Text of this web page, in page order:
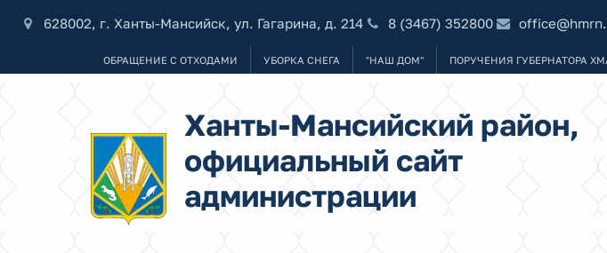
628002, г. Ханты-Мансийск, ул. Гагарина, д. 214 8 (3467) 352800
ОБРАЩЕНИЕ С ОТХОДАМИ УБОРКА СНЕГА "НАШ ДОМ" ПОРУЧЕНИЯ ГУБЕРНАТОРА
Ханты-Мансийский район,
официальный сайт
администрации